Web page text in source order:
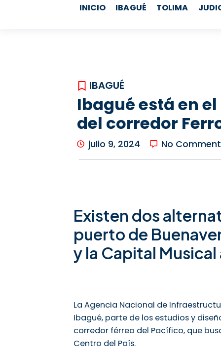
b
a
u
INICIO IBAGUÉ TOLIMA
IBAGUÉ
Ibagué está en
del corredor
julio 9, 2024 No
Existen dos
puerto de
y la Capital
La Agencia Nacional de
Ibagué, parte de los estudios y
corredor férreo del Pacífico, que
Centro del País.